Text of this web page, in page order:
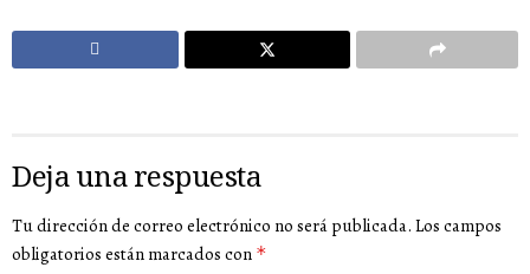
Deja una respuesta
Tu dirección de correo electrónico no será publicada. Los campos
obligatorios están marcados con *